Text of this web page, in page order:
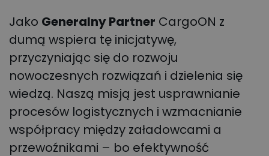
Jako Generalny Partner CargoON z
dumą wspiera tę inicjatywę,
przyczyniając się do rozwoju
nowoczesnych rozwiązań i dzielenia się
wiedzą. Naszą misją jest usprawnianie
procesów logistycznych i wzmacnianie
współpracy między załadowcami a
przewoźnikami – bo efektywność